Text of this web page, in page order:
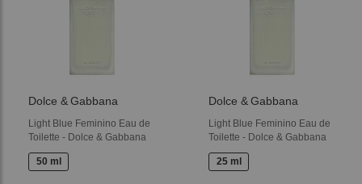
Dolce & Gabbana
Light Blue Feminino Eau de
Toilette - Dolce & Gabbana
50 ml
Dolce & Gabbana
Light Blue Feminino Eau de
Toilette - Dolce & Gabbana
25 ml